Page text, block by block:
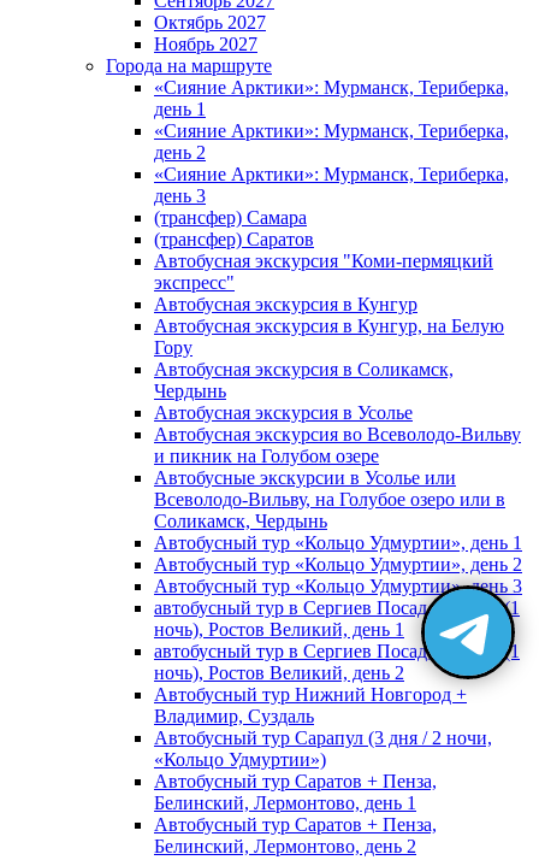
Октябрь 2027
Ноябрь 2027
Города на маршруте
«Сияние Арктики»: Мурманск, Териберка,
день 1
«Сияние Арктики»: Мурманск, Териберка,
день 2
«Сияние Арктики»: Мурманск, Териберка,
день 3
(трансфер) Самара
(трансфер) Саратов
Автобусная экскурсия "Коми-пермяцкий
экспресс"
Автобусная экскурсия в Кунгур
Автобусная экскурсия в Кунгур, на Белую
Гору
Автобусная экскурсия в Соликамск,
Чердынь
Автобусная экскурсия в Усолье
Автобусная экскурсия во Всеволодо-Вильву
и пикник на Голубом озере
Автобусные экскурсии в Усолье или
Всеволодо-Вильву, на Голубое озеро или в
Соликамск, Чердынь
Автобусный тур «Кольцо Удмуртии», день 1
Автобусный тур «Кольцо Удмуртии», день 2
Автобусный тур «Кольцо Удмуртии», день 3
автобусный тур в Сергиев Посад, Москву (1
ночь), Ростов Великий, день 1
автобусный тур в Сергиев Посад, Москву (1
ночь), Ростов Великий, день 2
Автобусный тур Нижний Новгород +
Владимир, Суздаль
Автобусный тур Сарапул (3 дня / 2 ночи,
«Кольцо Удмуртии»)
Автобусный тур Саратов + Пенза,
Белинский, Лермонтово, день 1
Автобусный тур Саратов + Пенза,
Белинский, Лермонтово, день 2